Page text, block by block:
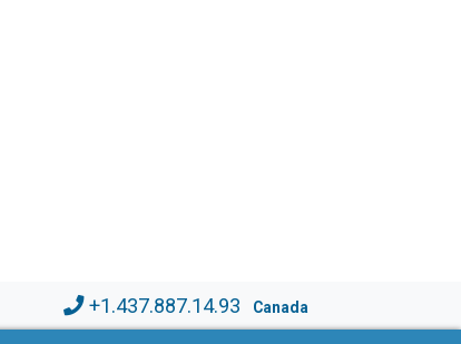
+1.437.887.14.93 Canada